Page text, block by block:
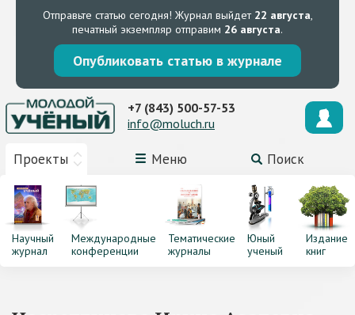
Отправьте статью сегодня! Журнал выйдет 22 августа,
печатный экземпляр отправим 26 августа.
Опубликовать статью в журнале
Проекты Меню Поиск
+7 (843) 500-57-53
info@moluch.ru
Научный
журнал
Международные
конференции
Тематические
журналы
Юный
ученый
Издание
книг